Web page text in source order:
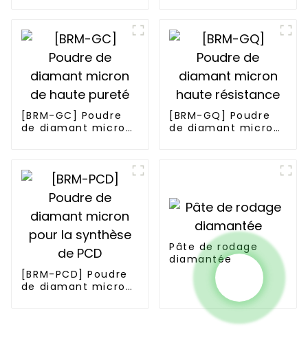
[BRM-GC] Poudre
de diamant micron
[BRM-GQ] Poudre
de diamant micron
[BRM-PCD] Poudre
de diamant micron
Pâte de rodage
diamantée